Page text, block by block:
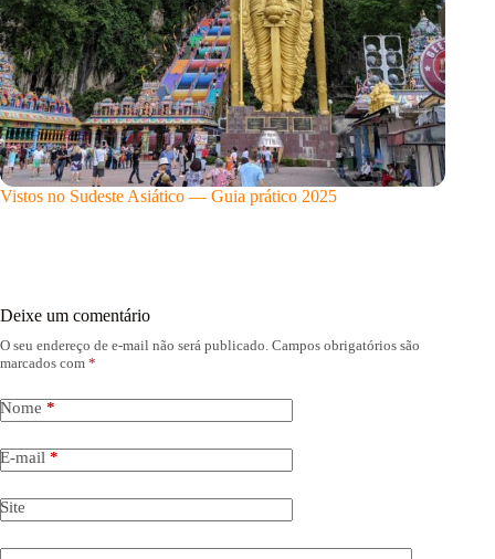
Vistos no Sudeste Asiático — Guia prático 2025
Deixe um comentário
O seu endereço de e-mail não será publicado. Campos obrigatórios são
marcados com *
Nome *
E-mail *
Site